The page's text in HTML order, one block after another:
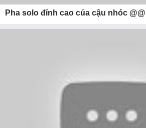
Pha solo đỉnh cao của cậu nhóc @@